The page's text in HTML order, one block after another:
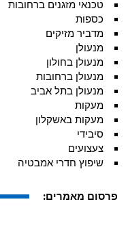
טכנאי מזגנים ברחובות
כספות
מדביר מזיקים
מנעולן
מנעולן בחולון
מנעולן ברחובות
מנעולן בתל אביב
מעקות
מעקות באשקלון
סיבידי
צעצועים
שיפוץ חדרי אמבטיה
פרסום מאמרים: